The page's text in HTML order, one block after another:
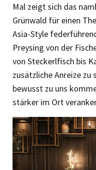
Mal zeigt sich das
Grünwald für einen
Asia-Style
Preysing von der
von Steckerlfisch bis
zusätzliche ­Anreize
bewusst zu uns
stärker im Ort